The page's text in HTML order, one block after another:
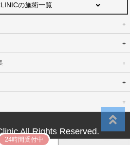
の施術一覧
24時間受付中
All Rights Reserved.